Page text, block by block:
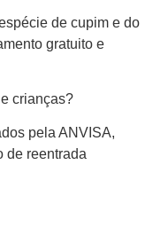
de cupim e do
gratuito e
crianças?
pela ANVISA,
de reentrada